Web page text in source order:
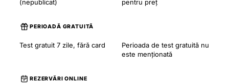
(nepublicat)
pentru preț
PERIOADĂ GRATUITĂ
Test gratuit 7 zile, fără card
Perioada de test gratuită nu
este menționată
REZERVĂRI ONLINE